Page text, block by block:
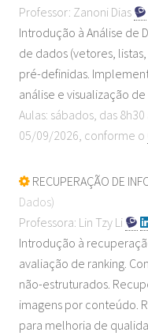
Professor: Zanoni Dias
Introdução à Análise de
de dados (vetores,
pré-definidas.
análise e visualização de
Aulas: sábados, das
05/09/2026, conforme o
RECUPERAÇÃO DE
Dados)
Professora: Lin Tzy Li
Introdução à
avaliação de ranking.
não-estruturados.
imagens por conteúdo.
para melhoria de